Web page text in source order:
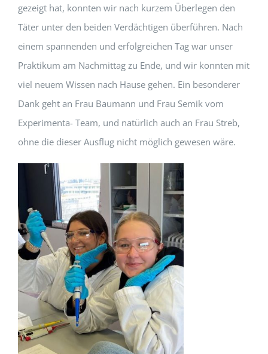
gezeigt hat, konnten wir nach kurzem Überlegen den
Täter unter den beiden Verdächtigen überführen. Nach
einem spannenden und erfolgreichen Tag war unser
Praktikum am Nachmittag zu Ende, und wir konnten mit
viel neuem Wissen nach Hause gehen. Ein besonderer
Dank geht an Frau Baumann und Frau Semik vom
Experimenta- Team, und natürlich auch an Frau Streb,
ohne die dieser Ausflug nicht möglich gewesen wäre.